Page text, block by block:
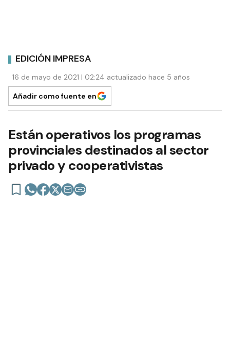
EDICIÓN IMPRESA
16 de mayo de 2021 | 02:24 actualizado hace 5 años
Añadir como fuente en
Están operativos los programas
provinciales destinados al sector
privado y cooperativistas